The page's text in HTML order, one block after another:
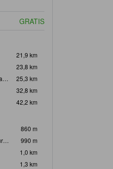
GRATIS
21,9 km
23,8 km
Yom Jinda Road (Old Town Rayong)
25,3 km
32,8 km
42,2 km
860 m
Finnegan's Irish Pub & Restaurant
990 m
1,0 km
1,3 km